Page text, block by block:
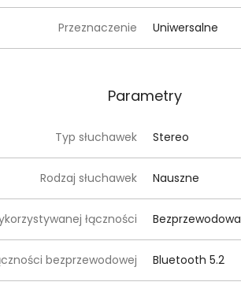
Przeznaczenie Uniwersalne
Parametry
Typ słuchawek Stereo
Rodzaj słuchawek Nauszne
łączności Bezprzewodowa
bezprzewodowej Bluetooth 5.2